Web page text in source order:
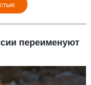
переименуют